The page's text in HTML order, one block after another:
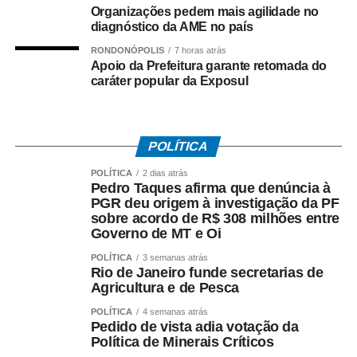
reforço na vacinação, já
que eles não podem
obrigar os estudantes a
faixa etária elegível
para tomar a vacina,
viemos. Nós já
sabíamos que este
posto de vacinação
estaria aberto”, disse
Ana Beatriz.
Organizações pedem mais agilidade no
diagnóstico da AME no país
RONDONÓPOLIS 7 horas atrás
Apoio da Prefeitura garante retomada do
caráter popular da Exposul
POLÍTICA
POLÍTICA 2 dias atrás
Pedro Taques afirma que denúncia à
PGR deu origem à investigação da PF
sobre acordo de R$ 308 milhões entre
Governo de MT e Oi
POLÍTICA 3 semanas atrás
Rio de Janeiro funde secretarias de
Agricultura e de Pesca
POLÍTICA 4 semanas atrás
Pedido de vista adia votação da
Política de Minerais Críticos